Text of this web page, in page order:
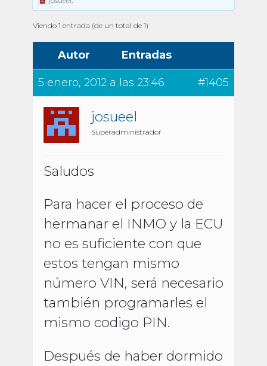
Viendo 1 entrada (de un total de 1)
Autor Entradas
5 enero, 2012 a las 23:46 #1405
josueel
Superadministrador
Saludos
Para hacer el proceso de
hermanar el INMO y la ECU
no es suficiente con que
estos tengan mismo
número VIN, será necesario
también programarles el
mismo codigo PIN.
Después de haber dormido